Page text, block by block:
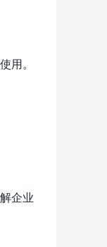
用。
企业